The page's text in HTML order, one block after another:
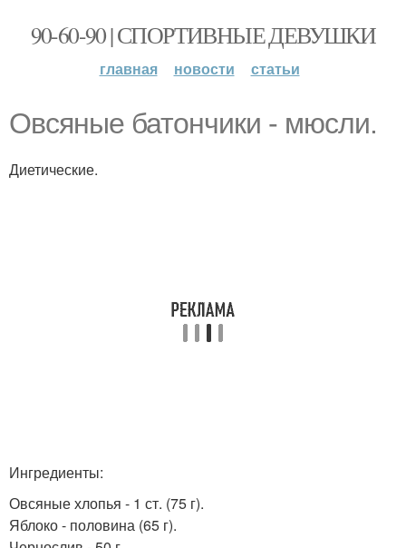
90-60-90 | СПОРТИВНЫЕ ДЕВУШКИ
главная новости статьи
Овсяные батончики - мюсли.
Диетические.
Ингредиенты:
Овсяные хлопья - 1 ст. (75 г).
Яблоко - половина (65 г).